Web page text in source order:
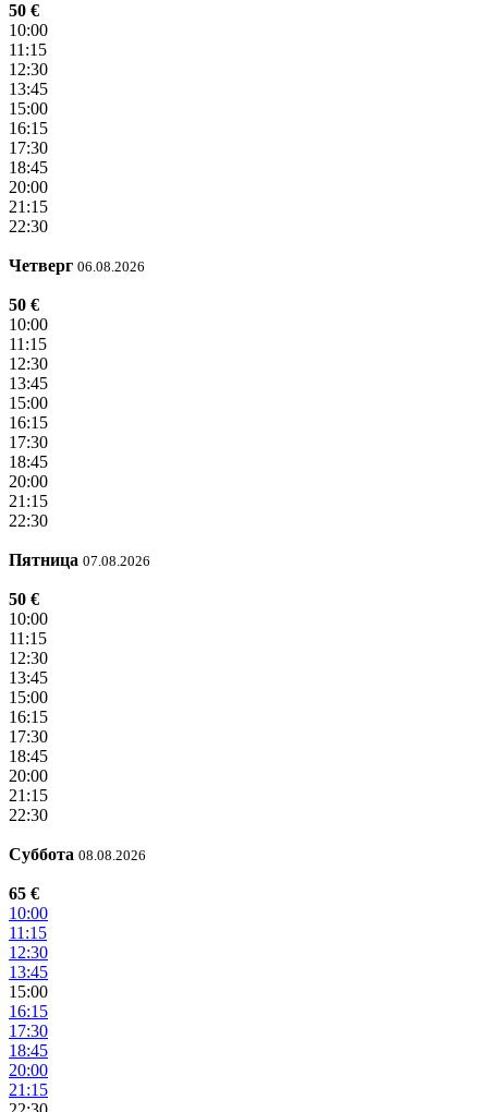
50 €
10:00
11:15
12:30
13:45
15:00
16:15
17:30
18:45
20:00
21:15
22:30
Четверг 06.08.2026
50 €
10:00
11:15
12:30
13:45
15:00
16:15
17:30
18:45
20:00
21:15
22:30
Пятница 07.08.2026
50 €
10:00
11:15
12:30
13:45
15:00
16:15
17:30
18:45
20:00
21:15
22:30
Суббота 08.08.2026
65 €
10:00
11:15
12:30
13:45
15:00
16:15
17:30
18:45
20:00
21:15